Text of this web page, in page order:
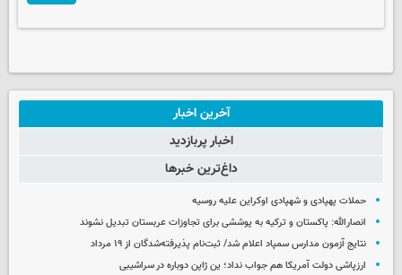
آخرین اخبار
اخبار پربازدید
داغ‌ترین خبرها
حملات پهپادی و شهپادی اوکراین علیه روسیه
انصارالله: پاکستان و ترکیه به پوششی برای تجاوزات عربستان تبدیل نشوند
نتایج آزمون مدارس سمپاد اعلام شد/ ثبت‌نام پذیرفته‌شدگان از ۱۹ مرداد
ارزپاشی دولت آمریکا هم جواب نداد؛ ین ژاپن دوباره در سراشیبی